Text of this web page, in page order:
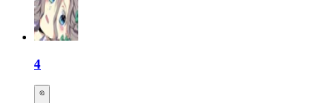
4